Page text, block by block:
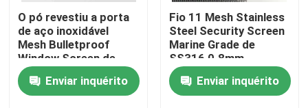
Casa
Produtos
O pó revestiu a porta
de aço inoxidável
Mesh Bulletproof
Window Screen de
0.45mm-1mm
Enviar inquérito
Fio 11 Mesh Stainless
Steel Security Screen
Marine Grade de
SS316 0.8mm
Enviar inquérito